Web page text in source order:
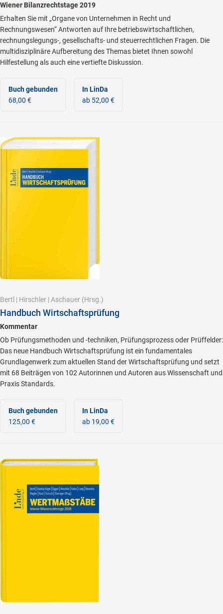
Wiener Bilanzrechtstage 2019
Erhalten Sie mit „Organe von Unternehmen in Recht und
Rechnungswesen“ Antworten auf Ihre betriebswirtschaftlichen,
rechnungslegungs-, gesellschafts- und steuerrechtlichen Fragen. Die
multidisziplinäre Aufbereitung des Themas bietet Ihnen sowohl
Hilfestellung als auch eine vertiefte Diskussion.
Buch gebunden
68,00 €
In LinDa
ab 52,00 €
Bertl | Hirschler | Aschauer (Hrsg.)
Handbuch Wirtschaftsprüfung
Kommentar
Ob Prüfungsmethoden und -techniken, Prüfungsprozess oder Prüffelder:
Das neue Handbuch Wirtschaftsprüfung ist ein fundamentales
Grundlagenwerk zum aktuellen Stand der Wirtschaftsprüfung und setzt
mit 68 Beiträgen von 102 Autorinnen und Autoren aus Wissenschaft und
Praxis Standards.
Buch gebunden
125,00 €
In LinDa
ab 19,00 €